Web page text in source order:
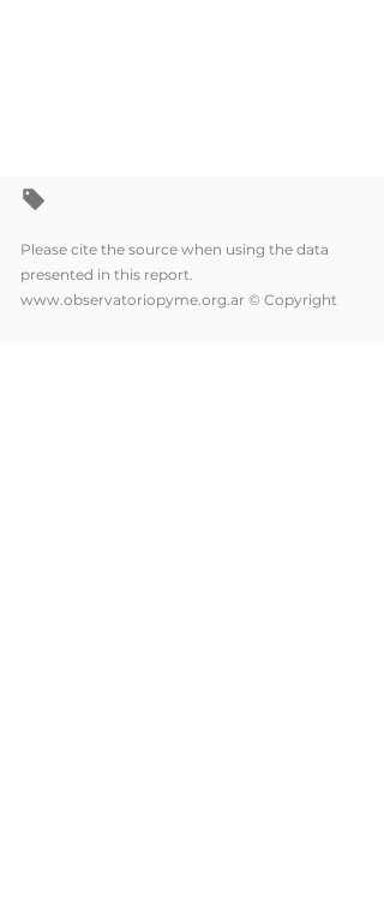
Please cite the source when using the data
presented in this report.
www.observatoriopyme.org.ar © Copyright